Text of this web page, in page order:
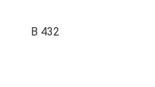
B 432